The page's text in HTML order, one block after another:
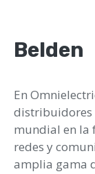
Belden
En
distribuidores
mundial en la
redes y
amplia gama